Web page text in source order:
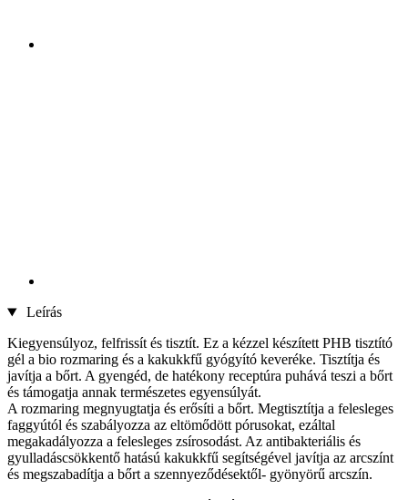
Leírás
Kiegyensúlyoz, felfrissít és tisztít. Ez a kézzel készített PHB tisztító
gél a bio rozmaring és a kakukkfű gyógyító keveréke. Tisztítja és
javítja a bőrt. A gyengéd, de hatékony receptúra puhává teszi a bőrt
és támogatja annak természetes egyensúlyát.
A rozmaring megnyugtatja és erősíti a bőrt. Megtisztítja a felesleges
faggyútól és szabályozza az eltömődött pórusokat, ezáltal
megakadályozza a felesleges zsírosodást. Az antibakteriális és
gyulladáscsökkentő hatású kakukkfű segítségével javítja az arcszínt
és megszabadítja a bőrt a szennyeződésektől- gyönyörű arcszín.